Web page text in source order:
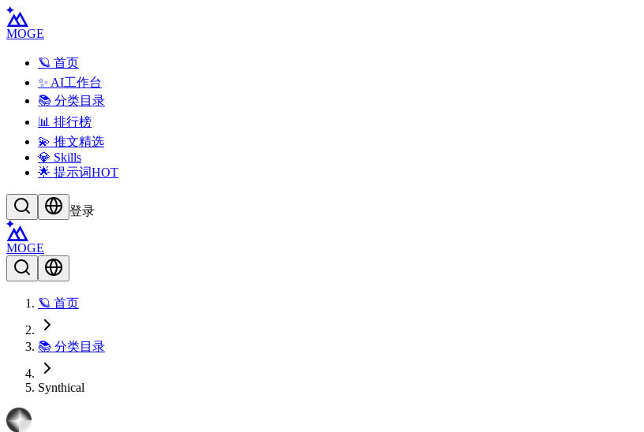
MOGE
🪐 首页
✨ AI工作台
📚 分类目录
📊 排行榜
💫 推文精选
💎 Skills
🌟 提示词HOT
登录
MOGE
🪐 首页
📚 分类目录
Synthical